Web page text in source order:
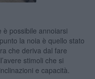
è possibile annoiarsi
la noia è quello stato
che deriva dal fare
stimoli che si
e capacità.